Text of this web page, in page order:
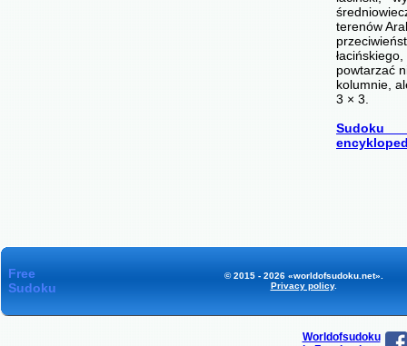
terenów
powtarzać
kolumnie,
3 × 3.
Sudoku
Free
Sudoku
© 2015 - 2026 «worldofsudoku.net».
Privacy policy.
Worldofsudoku